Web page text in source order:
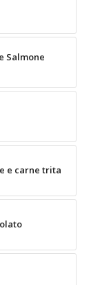
Salmone
e carne trita